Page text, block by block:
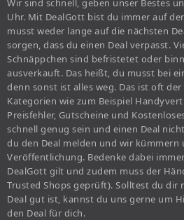
Wir sind schnell, geben unser Bestes
Uhr. Mit DealGott bist du immer auf
musst weder lange auf die nächsten
sorgen, dass du einen Deal verpasst.
Schnäppchen sind befristetet oder
ausverkauft. Das heißt, du musst bei
denn sonst ist alles weg. Das ist oft
Kategorien wie zum Beispiel
Preisfehler, Gutscheine und
schnell genug sein und einen Deal
du den Deal melden und wir kümmern
Veröffentlichung. Bedenke dabei
DealGott gilt und zudem muss der
Trusted Shops geprüft). Solltest du dir
Deal gut ist, kannst du uns gerne um
den Deal für dich.